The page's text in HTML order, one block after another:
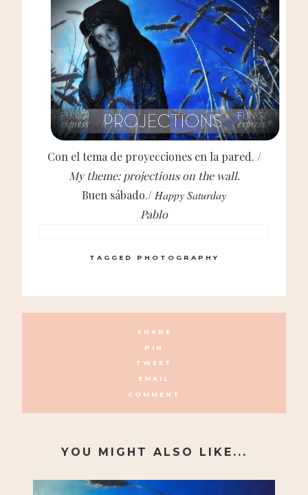
Con el tema de proyecciones en la pared. /
My theme: projections on the wall.
Buen sábado./Happy Saturday
Pablo
TAGGED PHOTOGRAPHY
SHARE
PIN
TWEET
EMAIL
COMMENT
YOU MIGHT ALSO LIKE...